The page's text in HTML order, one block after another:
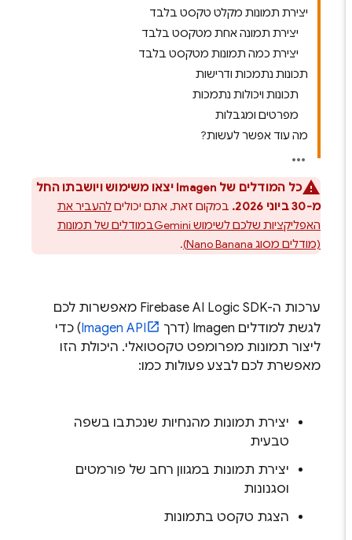
יצירת תמונות מקלט טקסט בלבד
יצירת תמונה אחת מטקסט בלבד
יצירת כמה תמונות מטקסט בלבד
תכונות נתמכות ודרישות
תכונות ויכולות נתמכות
מפרטים ומגבלות
מה עוד אפשר לעשות?
כל המודלים שלImagenיצאו משימוש ויושבתו החל
מ-30 ביוני 2026.
במקום זאת, אתם יכוליםלהעביר את
האפליקציות שלכם לשימושGeminiבמודלים של תמונות
(מודלים מסוג Nano Banana)
.
ערכות ה-SDK‏ Firebase AI Logicמאפשרות לכם
לגשת למודליםImagen(דרך Imagen API) כדי
ליצור תמונות מפרומפט טקסטואלי. היכולת הזו
מאפשרת לכם לבצע פעולות כמו:
יצירת תמונות מהנחיות שנכתבו בשפה
טבעית
יצירת תמונות במגוון רחב של פורמטים
וסגנונות
הצגת טקסט בתמונות